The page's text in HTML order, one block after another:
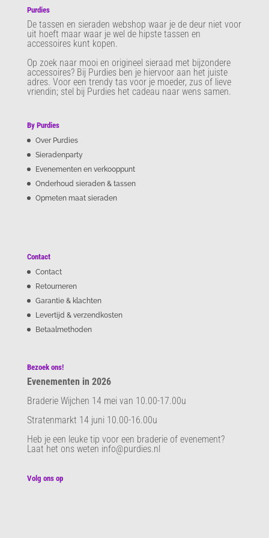
Purdies
De tassen en sieraden webshop waar je de deur niet voor
uit hoeft maar waar je wel de hipste tassen en
accessoires kunt kopen.
Op zoek naar mooi en origineel sieraad met bijzondere
accessoires? Bij Purdies ben je hiervoor aan het juiste
adres. Voor een trendy tas voor je moeder, zus of lieve
vriendin; stel bij Purdies het cadeau naar wens samen.
By Purdies
Over Purdies
Sieradenparty
Evenementen en verkooppunt
Onderhoud sieraden & tassen
Opmeten maat sieraden
Contact
Contact
Retourneren
Garantie & klachten
Levertijd & verzendkosten
Betaalmethoden
Bezoek ons!
Evenementen in 2026
Braderie Wijchen 14 mei van 10.00-17.00u
Stratenmarkt 14 juni 10.00-16.00u
Heb je een leuke tip voor een braderie of evenement?
Laat het ons weten info@purdies.nl
Volg ons op